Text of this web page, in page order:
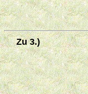
Zu 3.)